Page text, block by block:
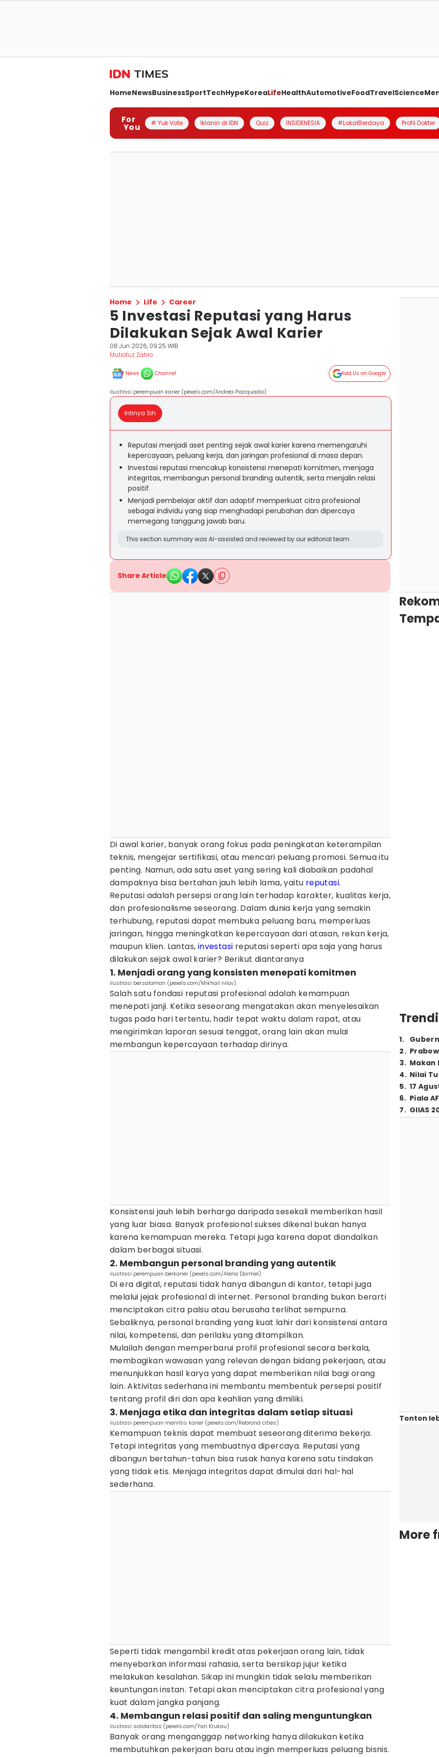
HomeNewsBusinessSportTechHypeKoreaLifeHealthAutomotiveFoodTravelScience
For
You # Yuk Vote Iklanin di IDN Quiz INSIDENESIA #LokalBerdaya Profil Dokter
Home Life Career
5 Investasi Reputasi yang Harus
Dilakukan Sejak Awal Karier
08 Jun 2026, 09:25 WIB
Mutiatuz Zahro
News Channel Add Us on Google
ilustrasi perempuan karier (pexels.com/Andrea Piacquadio)
Intinya Sih
Reputasi menjadi aset penting sejak awal karier karena memengaruhi
kepercayaan, peluang kerja, dan jaringan profesional di masa depan.
Investasi reputasi mencakup konsistensi menepati komitmen, menjaga
integritas, membangun personal branding autentik, serta menjalin relasi
positif.
Menjadi pembelajar aktif dan adaptif memperkuat citra profesional
sebagai individu yang siap menghadapi perubahan dan dipercaya
memegang tanggung jawab baru.
This section summary was AI-assisted and reviewed by our editorial team.
Share Article
Di awal karier, banyak orang fokus pada peningkatan keterampilan
teknis, mengejar sertifikasi, atau mencari peluang promosi. Semua itu
penting. Namun, ada satu aset yang sering kali diabaikan padahal
dampaknya bisa bertahan jauh lebih lama, yaitu reputasi.
Reputasi adalah persepsi orang lain terhadap karakter, kualitas kerja,
dan profesionalisme seseorang. Dalam dunia kerja yang semakin
terhubung, reputasi dapat membuka peluang baru, memperluas
jaringan, hingga meningkatkan kepercayaan dari atasan, rekan kerja,
maupun klien. Lantas, investasi reputasi seperti apa saja yang harus
dilakukan sejak awal karier? Berikut diantaranya
1. Menjadi orang yang konsisten menepati komitmen
ilustrasi bersalaman (pexels.com/Mikhail nilov)
Salah satu fondasi reputasi profesional adalah kemampuan
menepati janji. Ketika seseorang mengatakan akan menyelesaikan
tugas pada hari tertentu, hadir tepat waktu dalam rapat, atau
mengirimkan laporan sesuai tenggat, orang lain akan mulai
membangun kepercayaan terhadap dirinya.
Konsistensi jauh lebih berharga daripada sesekali memberikan hasil
yang luar biasa. Banyak profesional sukses dikenal bukan hanya
karena kemampuan mereka. Tetapi juga karena dapat diandalkan
dalam berbagai situasi.
2. Membangun personal branding yang autentik
ilustrasi perempuan berkarier (pexels.com/Alena Darmel)
Di era digital, reputasi tidak hanya dibangun di kantor, tetapi juga
melalui jejak profesional di internet. Personal branding bukan berarti
menciptakan citra palsu atau berusaha terlihat sempurna.
Sebaliknya, personal branding yang kuat lahir dari konsistensi antara
nilai, kompetensi, dan perilaku yang ditampilkan.
Mulailah dengan memperbarui profil profesional secara berkala,
membagikan wawasan yang relevan dengan bidang pekerjaan, atau
menunjukkan hasil karya yang dapat memberikan nilai bagi orang
lain. Aktivitas sederhana ini membantu membentuk persepsi positif
tentang profil diri dan apa keahlian yang dimiliki.
3. Menjaga etika dan integritas dalam setiap situasi
ilustrasi perempuan merintis karier (pexels.com/Rebrand cities)
Kemampuan teknis dapat membuat seseorang diterima bekerja.
Tetapi integritas yang membuatnya dipercaya. Reputasi yang
dibangun bertahun-tahun bisa rusak hanya karena satu tindakan
yang tidak etis. Menjaga integritas dapat dimulai dari hal-hal
sederhana.
Seperti tidak mengambil kredit atas pekerjaan orang lain, tidak
menyebarkan informasi rahasia, serta bersikap jujur ketika
melakukan kesalahan. Sikap ini mungkin tidak selalu memberikan
keuntungan instan. Tetapi akan menciptakan citra profesional yang
kuat dalam jangka panjang.
4. Membangun relasi positif dan saling menguntungkan
ilustrasi solidaritas (pexels.com/Yan Krukau)
Banyak orang menganggap networking hanya dilakukan ketika
membutuhkan pekerjaan baru atau ingin memperluas peluang bisnis.
1.
2.
3. Makan
4. Nilai
5. 17
6. Piala
7. GIIAS
Tonton
More